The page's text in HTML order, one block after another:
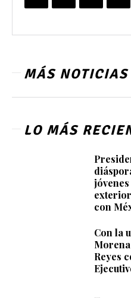
MÁS NOTICIAS
LO MÁS
con
Con la
Reyes